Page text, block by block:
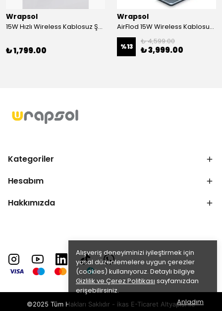
Alışveriş deneyiminizi iyileştirmek için
yasal düzenlemelere uygun çerezler
(cookies) kullanıyoruz. Detaylı bilgiye
Gizlilik ve Çerez Politikası sayfamızdan
erişebilirsiniz.
Anladım
Wrapsol
15W Hızlı Wireless Kablosuz Şarj Standı 4 in 1 Masaüstü İstasyon -iPhone-android-watch-airpods Uyumlu
₺ 1,799.00
Wrapsol
AirFlod 15W Wireless Kablosuz Şarj Standı Alüminyum Katlanabilir 3in1 iPhone-android-watch-airpods
%13
₺ 4,599.00
₺ 3,999.00
Kategoriler
Hesabım
Hakkımızda
©2025 Tüm Hakları Saklıdır - ikas E-Ticaret Altyapısı ile